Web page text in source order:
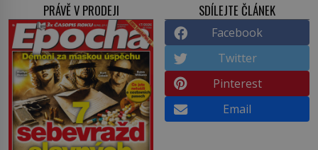
PRÁVĚ V PRODEJI SDÍLEJTE ČLÁNEK
Facebook
Twitter
Pinterest
Email